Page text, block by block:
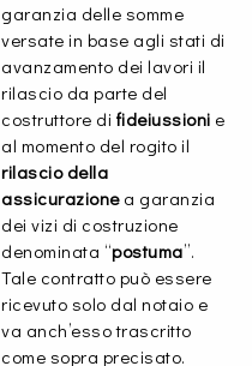
garanzia delle somme
versate in base agli stati di
avanzamento dei lavori il
rilascio da parte del
costruttore di fideiussioni e
al momento del rogito il
rilascio della
assicurazionea garanzia
dei vizi di costruzione
denominata “postuma”.
Tale contratto può essere
ricevuto solo dal notaio e
va anch’esso trascritto
come sopra precisato.